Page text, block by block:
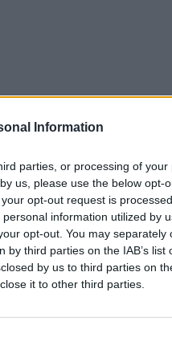
Information
parties, or processing of your
us, please use the below opt-
opt-out request is
information utilized by
opt-out. You may separately
third parties on the IAB’s list
by us to third parties on
it to other third parties.